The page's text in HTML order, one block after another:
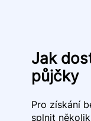
Jak
půjčky
Pro získání
splnit